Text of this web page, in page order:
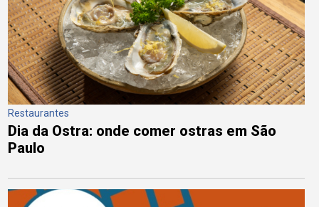
Restaurantes
Dia da Ostra: onde comer ostras em São
Paulo